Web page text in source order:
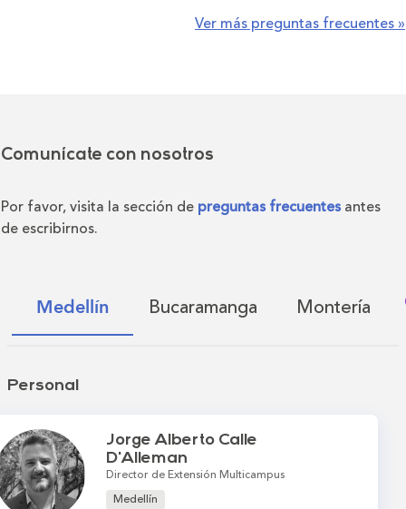
Ver más preguntas frecuentes »
Comunícate con nosotros
Por favor, visita la sección de preguntas frecuentes antes
de escribirnos.
Medellín Bucaramanga Montería
Personal
Jorge Alberto Calle
D'Alleman
Director de Extensión Multicampus
Medellín